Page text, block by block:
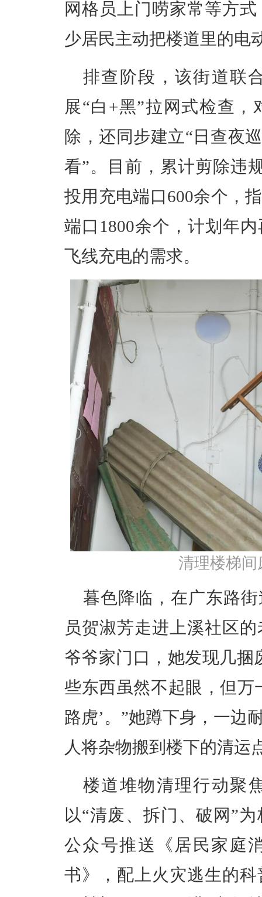
网格员上门唠家常等方
少居民主动把楼道里的电
排查阶段， 该街道联
展“白+黑”拉网式检查
除，还同步建立“日查夜
看”。目前，累计剪除违
投用充电端口600余个，
端口1800余个，计划年
飞线充电的需求。
清理楼梯间
暮色降临，在广东路
员贺淑芳走进上溪社区
爷爷家门口，她发现几
些东西虽然不起眼，但万
路虎’。”她蹲下身，一边
人将杂物搬到楼下的清运
楼道堆物清理行动聚
以“清废、拆门、破网”
公众号推送《居民家庭
书》，配上火灾逃生的